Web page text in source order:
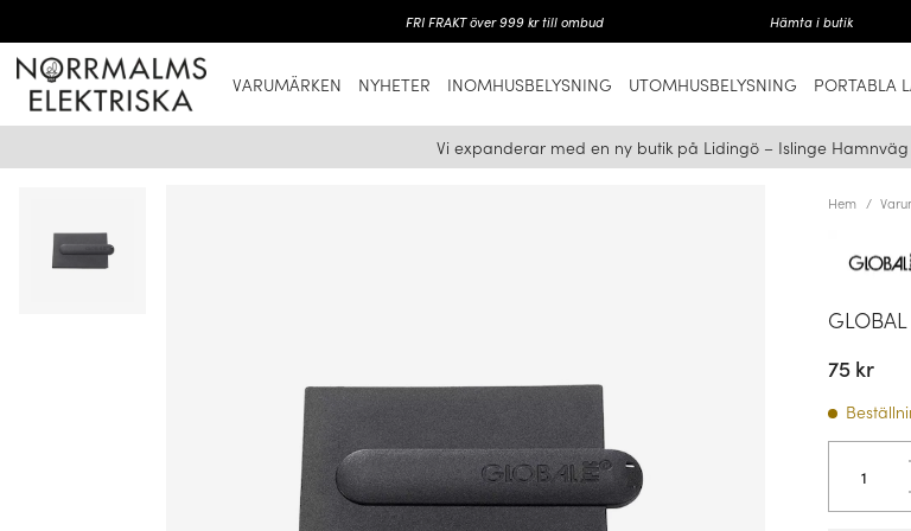
FRI FRAKT över 999 kr till ombud Hämta i butik
VARUMÄRKEN NYHETER INOMHUSBELYSNING UTOMHUSBELYSNING PORTABLA
Vi expanderar med en ny butik på Lidingö – Islinge
Hem
GLOBAL
75 kr